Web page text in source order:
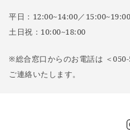
平日：12:00~14:00／15:00~19:00
土日祝：10:00~18:00
※総合窓口からのお電話は ＜
ご連絡いたします。